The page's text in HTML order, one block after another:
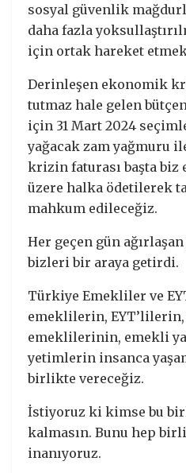
sosyal güvenlik
daha fazla
için ortak hareket
Derinleşen ekonomik
tutmaz hale gelen
için 31 Mart 2024
yağacak zam yağmuru
krizin faturası başta
üzere halka ödetilerek
mahkum edileceğiz.
Her geçen gün
bizleri bir araya getirdi.
Türkiye Emekliler ve
emeklilerin, EYT’lilerin,
emeklilerinin, emekli
yetimlerin insanca
birlikte vereceğiz.
İstiyoruz ki kimse bu
kalmasın. Bunu hep
inanıyoruz.